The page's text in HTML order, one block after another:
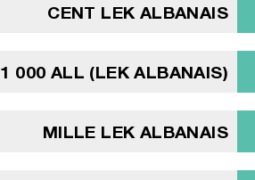
CENT LEK ALBANAIS
1 000 ALL (LEK ALBANAIS)
MILLE LEK ALBANAIS